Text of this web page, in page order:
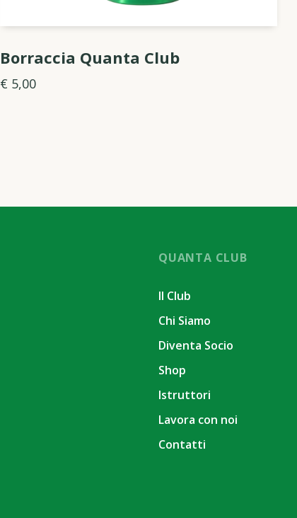
Borraccia Quanta Club
€ 5,00
QUANTA CLUB
Il Club
Chi Siamo
Diventa Socio
Shop
Istruttori
Lavora con noi
Contatti